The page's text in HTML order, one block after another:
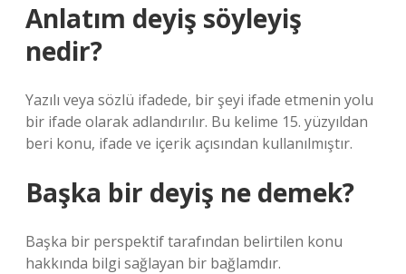
Anlatım deyiş söyleyiş
nedir?
Yazılı veya sözlü ifadede, bir şeyi ifade etmenin yolu
bir ifade olarak adlandırılır. Bu kelime 15. yüzyıldan
beri konu, ifade ve içerik açısından kullanılmıştır.
Başka bir deyiş ne demek?
Başka bir perspektif tarafından belirtilen konu
hakkında bilgi sağlayan bir bağlamdır.